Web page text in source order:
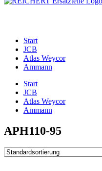
Start
JCB
Atlas Weycor
Ammann
Start
JCB
Atlas Weycor
Ammann
APH110-95